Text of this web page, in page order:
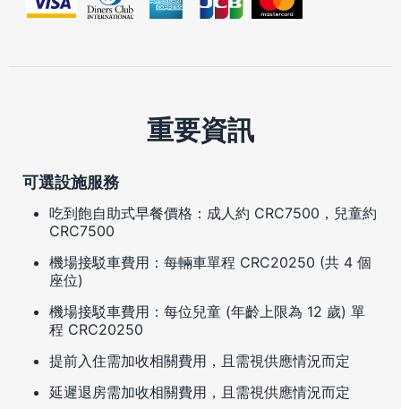
重要資訊
可選設施服務
吃到飽自助式早餐價格：成人約 CRC7500，兒童約
CRC7500
機場接駁車費用：每輛車單程 CRC20250 (共 4 個
座位)
機場接駁車費用：每位兒童 (年齡上限為 12 歲) 單
程 CRC20250
提前入住需加收相關費用，且需視供應情況而定
延遲退房需加收相關費用，且需視供應情況而定